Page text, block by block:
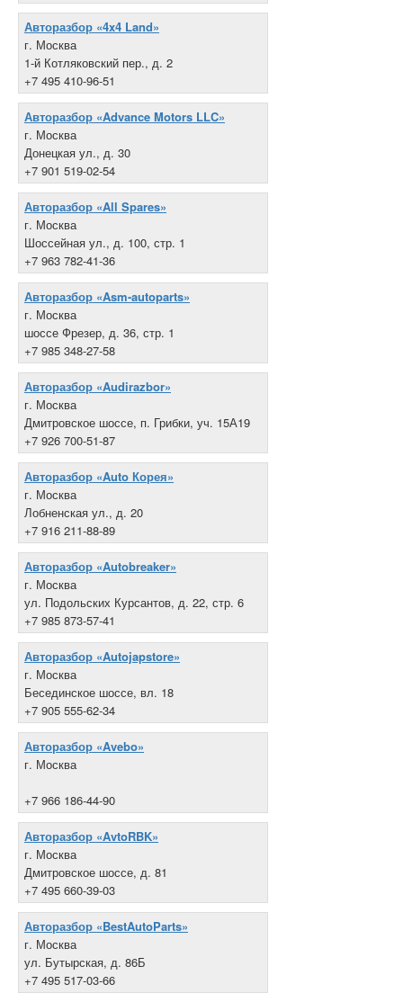
Авторазбор «4x4 Land»
г. Москва
1-й Котляковский пер., д. 2
+7 495 410-96-51
Авторазбор «Advance Motors LLC»
г. Москва
Донецкая ул., д. 30
+7 901 519-02-54
Авторазбор «All Spares»
г. Москва
Шоссейная ул., д. 100, стр. 1
+7 963 782-41-36
Авторазбор «Asm-autoparts»
г. Москва
шоссе Фрезер, д. 36, стр. 1
+7 985 348-27-58
Авторазбор «Audirazbor»
г. Москва
Дмитровское шоссе, п. Грибки, уч. 15А19
+7 926 700-51-87
Авторазбор «Auto Корея»
г. Москва
Лобненская ул., д. 20
+7 916 211-88-89
Авторазбор «Autobreaker»
г. Москва
ул. Подольских Курсантов, д. 22, стр. 6
+7 985 873-57-41
Авторазбор «Autojapstore»
г. Москва
Бесединское шоссе, вл. 18
+7 905 555-62-34
Авторазбор «Avebo»
г. Москва
+7 966 186-44-90
Авторазбор «AvtoRBK»
г. Москва
Дмитровское шоссе, д. 81
+7 495 660-39-03
Авторазбор «BestAutoParts»
г. Москва
ул. Бутырская, д. 86Б
+7 495 517-03-66